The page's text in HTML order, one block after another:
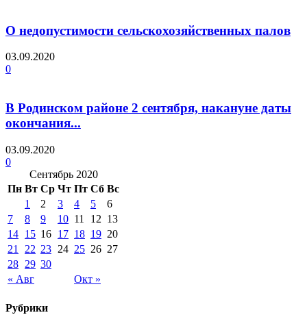
О недопустимости сельскохозяйственных палов
03.09.2020
0
В Родинском районе 2 сентября, накануне даты
окончания...
03.09.2020
0
Сентябрь 2020
Пн Вт Ср Чт Пт Сб Вс
« Авг Окт »
1 2 3 4 5
6
7
8 9 10 11 12 13
14 15 16 17 18 19 20
21
22 23 24 25 26 27
28 29 30
Рубрики